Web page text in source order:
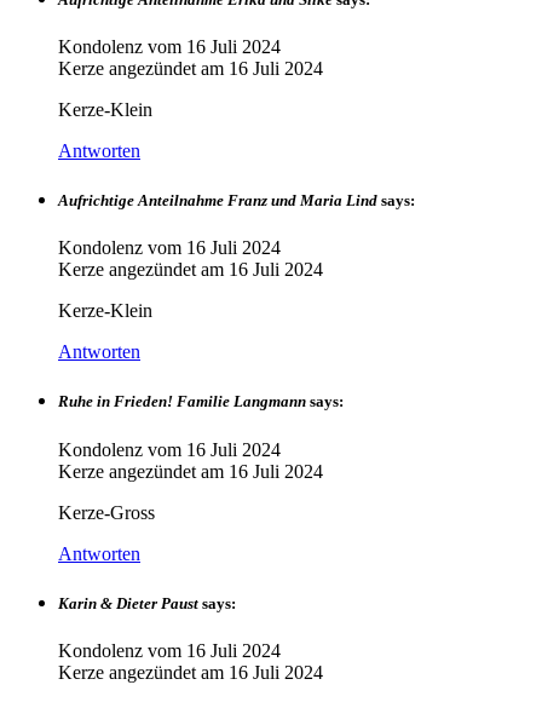
Kondolenz vom 16 Juli 2024
Kerze angezündet am 16 Juli 2024
Kerze-Klein
Antworten
Aufrichtige Anteilnahme Franz und Maria Lind says:
Kondolenz vom 16 Juli 2024
Kerze angezündet am 16 Juli 2024
Kerze-Klein
Antworten
Ruhe in Frieden! Familie Langmann says:
Kondolenz vom 16 Juli 2024
Kerze angezündet am 16 Juli 2024
Kerze-Gross
Antworten
Karin & Dieter Paust says:
Kondolenz vom 16 Juli 2024
Kerze angezündet am 16 Juli 2024